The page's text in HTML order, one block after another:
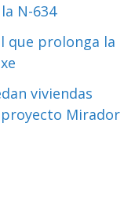
N-634
que prolonga la
viviendas
Mirador